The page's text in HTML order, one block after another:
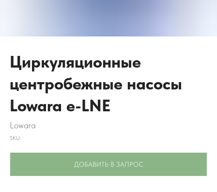
Циркуляционные
центробежные насосы
Lowara e-LNE
Lowara
SKU:
ДОБАВИТЬ В ЗАПРОС